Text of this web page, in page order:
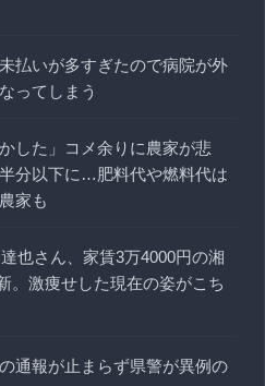
払いが多すぎたので病院が外
ってしまう
した」コメ余りに農家が悲
分以下に…肥料代や燃料代は
家も
也さん、家賃3万4000円の湘
。激痩せした現在の姿がこち
通報が止まらず県警が異例の